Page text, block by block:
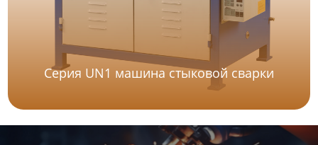
Серия UN1 машина стыковой сварки